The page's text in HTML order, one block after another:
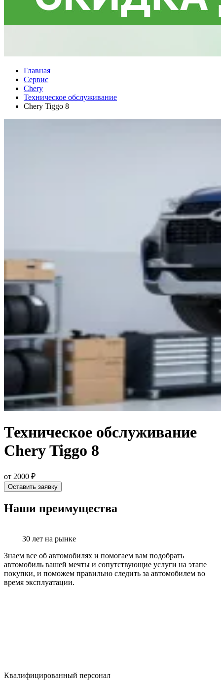
Главная
Сервис
Chery
Техническое обслуживание
Chery Tiggo 8
Техническое обслуживание
Chery Tiggo 8
от 2000 ₽
Оставить заявку
Наши преимущества
30 лет на рынке
Знаем все об автомобилях и помогаем вам подобрать
автомобиль вашей мечты и сопутствующие услуги на этапе
покупки, и поможем правильно следить за автомобилем во
время эксплуатации.
Квалифицированный персонал